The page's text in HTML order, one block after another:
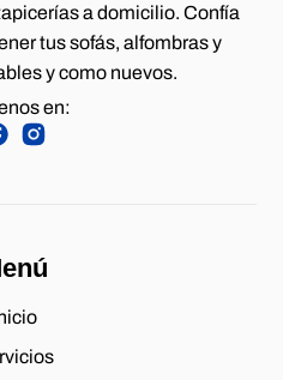
a domicilio. Confía
tus sofás, alfombras y
y como nuevos.
en: